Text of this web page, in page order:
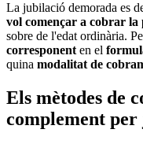
La jubilació demorada es
vol començar a cobrar la
sobre de l'edat ordinària.
corresponent en el
quina modalitat de
Els mètodes de
complement